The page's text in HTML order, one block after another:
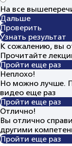
На все
Дальше
Проверить
Узнать результат
К сожалению, вы
Прочитайте
Пройти еще раз
Неплохо!
Но можно лучше.
видео еще раз
Пройти еще раз
Отлично!
Вы отлично
другими
Пройти еще раз